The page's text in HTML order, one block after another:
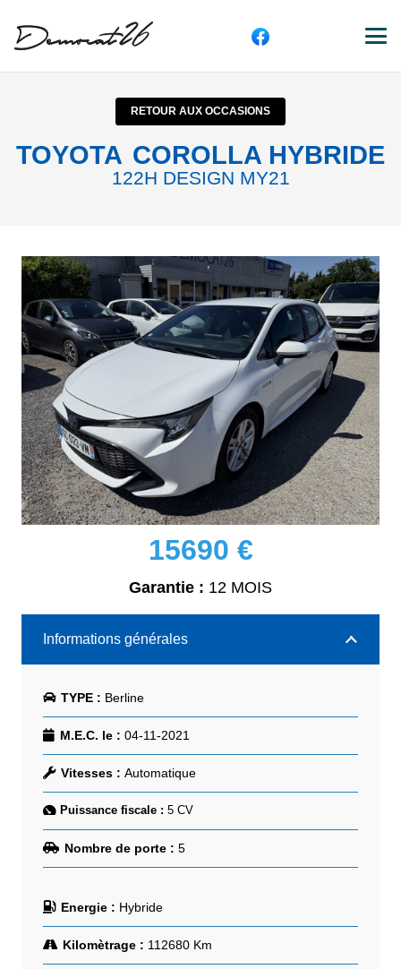
RETOUR AUX OCCASIONS
TOYOTA COROLLA HYBRIDE
122H DESIGN MY21
15690 €
Garantie : 12 MOIS
Informations générales
TYPE : Berline
M.E.C. le : 04-11-2021
Vitesses : Automatique
Puissance fiscale :5 CV
Nombre de porte : 5
Energie : Hybride
Kilomètrage : 112680Km